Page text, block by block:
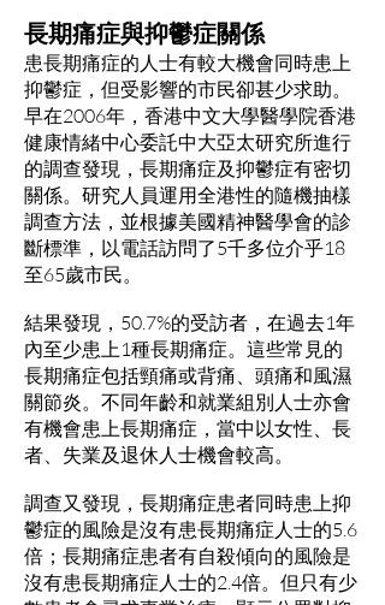
長期痛症與抑鬱症關係
患長期痛症的人士有較大機會同時患上
抑鬱症，但受影響的市民卻甚少求助。
早在2006年，香港中文大學醫學院香港
健康情緒中心委託中大亞太研究所進行
的調查發現，長期痛症及抑鬱症有密切
關係。研究人員運用全港性的隨機抽樣
調查方法，並根據美國精神醫學會的診
斷標準，以電話訪問了5千多位介乎18
至65歲市民。
結果發現，50.7%的受訪者，在過去1年
內至少患上1種長期痛症。這些常見的
長期痛症包括頸痛或背痛、頭痛和風濕
關節炎。不同年齡和就業組別人士亦會
有機會患上長期痛症，當中以女性、長
者、失業及退休人士機會較高。
調查又發現，長期痛症患者同時患上抑
鬱症的風險是沒有患長期痛症人士的5.6
倍；長期痛症患者有自殺傾向的風險是
沒有患長期痛症人士的2.4倍。但只有少